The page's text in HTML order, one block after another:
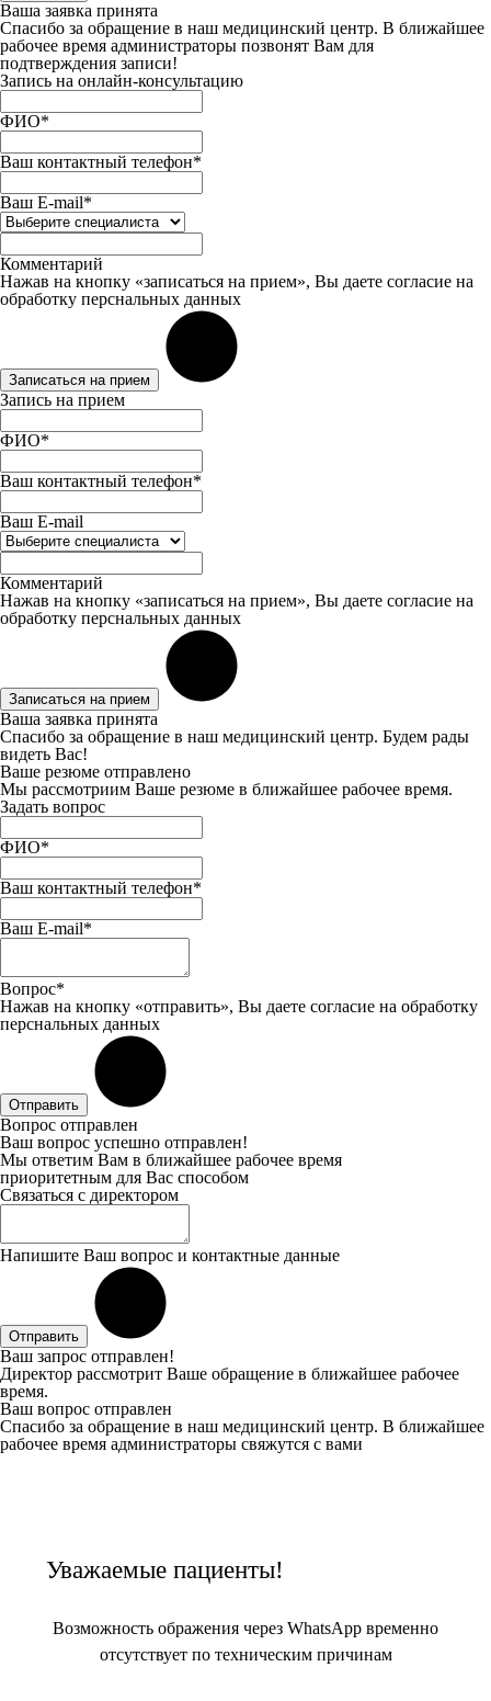
Ваша заявка принята
Спасибо за обращение в наш медицинский центр. В ближайшее
рабочее время администраторы позвонят Вам для
подтверждения записи!
Запись на онлайн-консультацию
ФИО*
Ваш контактный телефон*
Ваш E-mail*
Комментарий
Нажав на кнопку «записаться на прием», Вы даете согласие на
обработку перснальных данных
Записаться на прием
Запись на прием
ФИО*
Ваш контактный телефон*
Ваш E-mail
Комментарий
Нажав на кнопку «записаться на прием», Вы даете согласие на
обработку перснальных данных
Записаться на прием
Ваша заявка принята
Спасибо за обращение в наш медицинский центр. Будем рады
видеть Вас!
Ваше резюме отправлено
Мы рассмотриим Ваше резюме в ближайшее рабочее время.
Задать вопрос
ФИО*
Ваш контактный телефон*
Ваш E-mail*
Вопрос*
Нажав на кнопку «отправить», Вы даете согласие на обработку
перснальных данных
Отправить
Вопрос отправлен
Ваш вопрос успешно отправлен!
Мы ответим Вам в ближайшее рабочее время
приоритетным для Вас способом
Связаться с директором
Напишите Ваш вопрос и контактные данные
Отправить
Ваш запрос отправлен!
Директор рассмотрит Ваше обращение в ближайшее рабочее
время.
Ваш вопрос отправлен
Спасибо за обращение в наш медицинский центр. В ближайшее
рабочее время администраторы свяжутся с вами
Уважаемые пациенты!
Возможность ображения через WhatsApp временно
отсутствует по техническим причинам